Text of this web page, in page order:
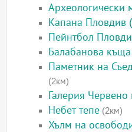
Археологически
Капана Пловдив
Пейнтбол
Балабанова
Паметник на
(2км)
Галерия Червено
Небет тепе (2км)
Хълм на